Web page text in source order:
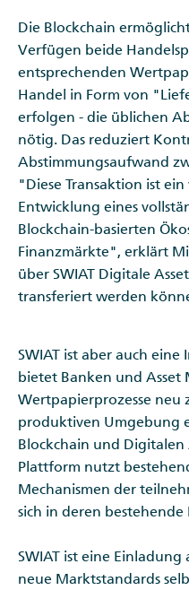
Die Blockchain
Verfügen beide
entsprechenden
Handel in Form von
erfolgen - die üblichen
nötig. Das reduziert
Abstimmungsaufwand
"Diese Transaktion ist
Entwicklung eines
Blockchain-basierten
Finanzmärkte", erklärt
über SWIAT Digitale
transferiert werden
SWIAT ist aber auch
bietet Banken und Asset
Wertpapierprozesse neu
produktiven Umgebung
Blockchain und Digitalen
Plattform nutzt
Mechanismen der
sich in deren
SWIAT ist eine
neue Marktstandards